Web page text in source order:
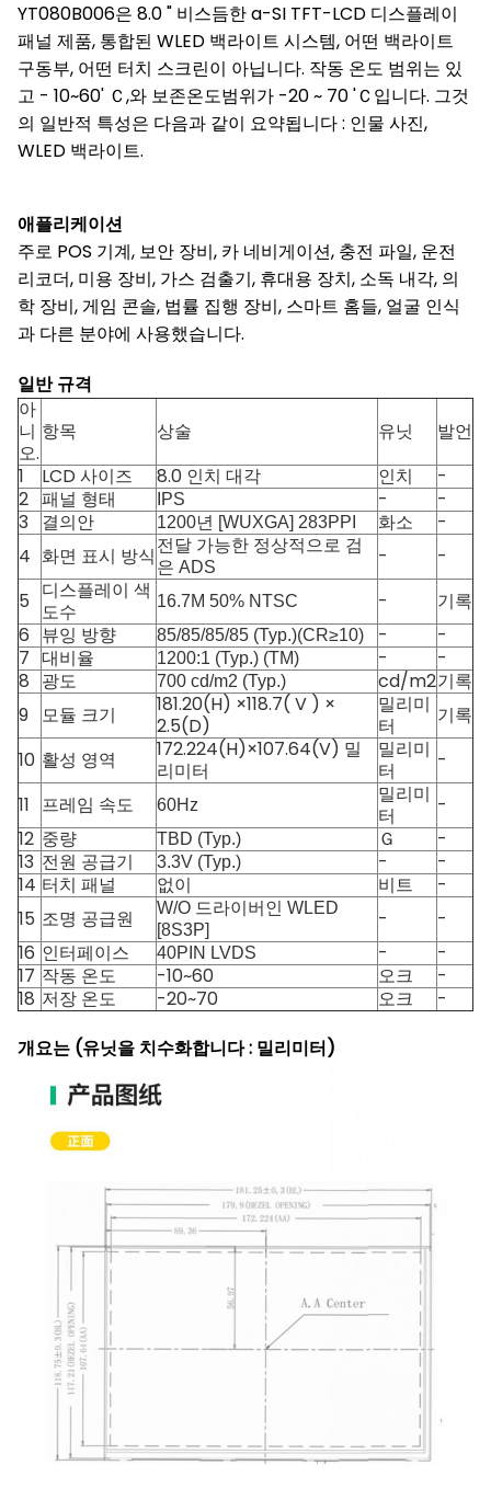
YT080B006은 8.0 " 비스듬한 a-SI TFT-LCD 디스플레이
패널 제품, 통합된 WLED 백라이트 시스템, 어떤 백라이트
구동부, 어떤 터치 스크린이 아닙니다. 작동 온도 범위는 있
고 - 10~60' Ｃ,와 보존온도범위가 -20 ~ 70 'Ｃ입니다. 그것
의 일반적 특성은 다음과 같이 요약됩니다 : 인물 사진,
WLED 백라이트.
애플리케이션
주로 POS 기계, 보안 장비, 카 네비게이션, 충전 파일, 운전
리코더, 미용 장비, 가스 검출기, 휴대용 장치, 소독 내각, 의
학 장비, 게임 콘솔, 법률 집행 장비, 스마트 홈들, 얼굴 인식
과 다른 분야에 사용했습니다.
일반 규격
아
니
오.
항목 상술 유닛
발언
1
LCD 사이즈 8.0 인치 대각 인치
-
2 패널 형태 IPS -
-
3 결의안 1200년 [WUXGA] 283PPI 화소
-
4 화면 표시 방식 전달 가능한 정상적으로 검
은 ADS
-
-
5 디스플레이 색
도수
16.7M 50% NTSC -
기록
6 뷰잉 방향 85/85/85/85 (Typ.)(CR≥10) -
-
7 대비율 1200:1 (Typ.) (TM) -
-
8 광도 700 cd/m2 (Typ.) cd/m2기록
9 모듈 크기
181.20(H) ×118.7( V ) ×
2.5(D)
밀리미
터
기록
10 활성 영역
172.224(H)×107.64(V) 밀
리미터
밀리미
터
-
11
프레임 속도 60Hz
밀리미
터
-
12 중량 TBD (Typ.) Ｇ
-
13 전원 공급기 3.3V (Typ.) -
-
14 터치 패널 없이 비트
-
15 조명 공급원
W/O 드라이버인 WLED
[8S3P]
-
-
16 인터페이스 40PIN LVDS -
-
17 작동 온도 -10~60 오크
-
18 저장 온도 -20~70 오크
-
개요는 (유닛을 치수화합니다 : 밀리미터)